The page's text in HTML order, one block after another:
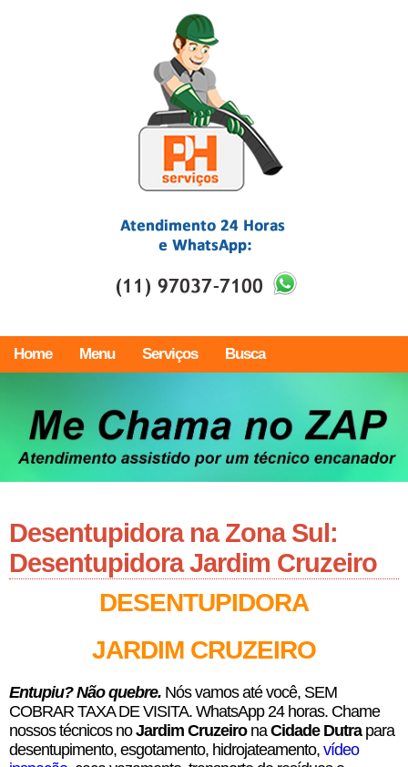
Home Menu Serviços Busca
Desentupidora na Zona Sul:
Desentupidora Jardim Cruzeiro
DESENTUPIDORA
JARDIM CRUZEIRO
Entupiu? Não quebre. Nós vamos até você, SEM
COBRAR TAXA DE VISITA. WhatsApp 24 horas. Chame
nossos técnicos noJardim Cruzeiro naCidade Dutra para
desentupimento, esgotamento, hidrojateamento, vídeo